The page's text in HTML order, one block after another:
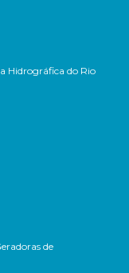
Hidrográfica do Rio
de